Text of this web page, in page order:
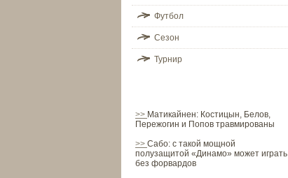
Футбол
Сезон
Турнир
>> Матикайнен: Костицын, Белов,
Пережогин и Попов травмированы
>> Сабо: с такой мощной
полузащитой «Динамо» может играть
без форвардов